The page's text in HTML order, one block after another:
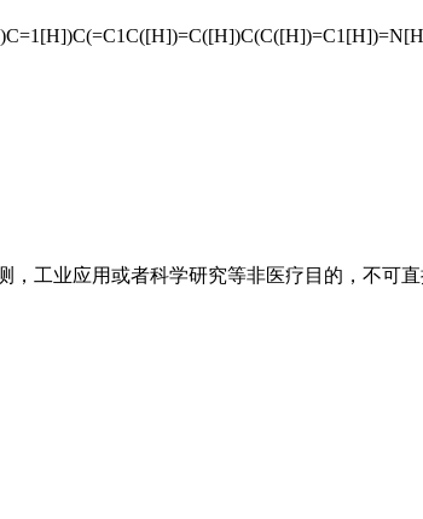
，工业应用或者科学研究等非医疗目的，不可